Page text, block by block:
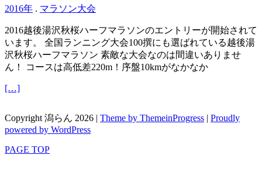
2016年 . マラソン大会
2016越後湯沢秋桜ハーフマラソンのエントリーが開始されて
います。 全国ランニング大会100撰にも選ばれている越後湯
沢秋桜ハーフマラソン 素敵な大会なのは間違いありませ
ん！ コースは高低差220m！序盤10kmがなかなか
[…]
Copyright 潟らん 2026 | Theme by ThemeinProgress | Proudly
powered by WordPress
PAGE TOP